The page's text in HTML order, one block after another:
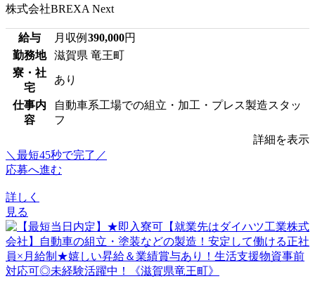
株式会社BREXA Next
給与 月収例 390,000円
勤務地
滋賀県 竜王町
寮・社
宅
あり
仕事内
容
自動車系工場での組立・加工・プレス製造スタッ
フ
詳細を表示
＼最短45秒で完了／
応募へ進む
詳しく
見る